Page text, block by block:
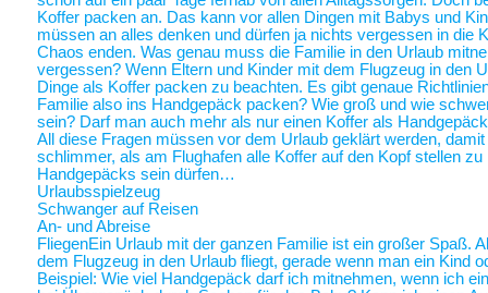
Koffer packen an. Das kann vor allen Dingen mit Babys und
müssen an alles denken und dürfen ja nichts vergessen in die
Chaos enden. Was genau muss die Familie in den Urlaub
vergessen? Wenn Eltern und Kinder mit dem Flugzeug in den
Dinge als Koffer packen zu beachten. Es gibt genaue
Familie also ins Handgepäck packen? Wie groß und wie
sein? Darf man auch mehr als nur einen Koffer als
All diese Fragen müssen vor dem Urlaub geklärt werden,
schlimmer, als am Flughafen alle Koffer auf den Kopf stellen
Handgepäcks sein dürfen…
Urlaubsspielzeug
Schwanger auf Reisen
An- und Abreise
FliegenEin Urlaub mit der ganzen Familie ist ein großer Spaß.
dem Flugzeug in den Urlaub fliegt, gerade wenn man ein Kind
Beispiel: Wie viel Handgepäck darf ich mitnehmen, wenn ich